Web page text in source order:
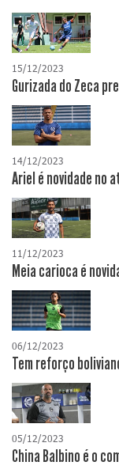
15/12/2023
Gurizada do Zeca
14/12/2023
Ariel é novidade no
11/12/2023
Meia carioca é
06/12/2023
Tem reforço
05/12/2023
China Balbino é o